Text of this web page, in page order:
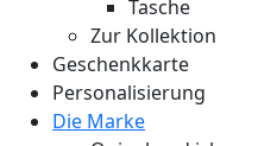
Tasche
Zur Kollektion
Geschenkkarte
Personalisierung
Die Marke